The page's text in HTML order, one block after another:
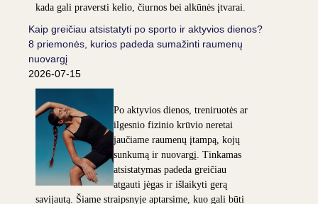
kada gali praversti kelio, čiurnos bei alkūnės įtvarai.
Kaip greičiau atsistatyti po sporto ir aktyvios dienos?
8 priemonės, kurios padeda sumažinti raumenų
nuovargį
2026-07-15
Po aktyvios dienos, treniruotės ar
ilgesnio fizinio krūvio neretai
jaučiame raumenų įtampą, kojų
sunkumą ir nuovargį. Tinkamas
atsistatymas padeda greičiau
atgauti jėgas ir išlaikyti gerą
savijautą. Šiame straipsnyje aptarsime, kuo gali būti